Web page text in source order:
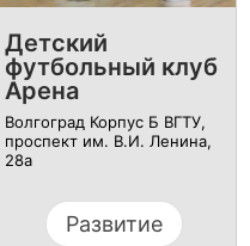
Детский
футбольный клуб
Арена
Волгоград Корпус Б ВГТУ,
проспект им. В.И. Ленина,
28а
Развитие